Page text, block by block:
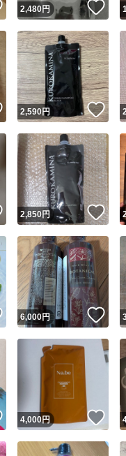
スピード発送
安心発送
いいね！
2,480円 い
いいね！
2,590円 い
いいね！
2,850円 い
いいね！
6,000円 い
いいね！
4,000円 い